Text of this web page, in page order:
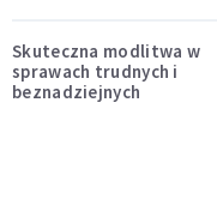
Skuteczna modlitwa w
sprawach trudnych i
beznadziejnych